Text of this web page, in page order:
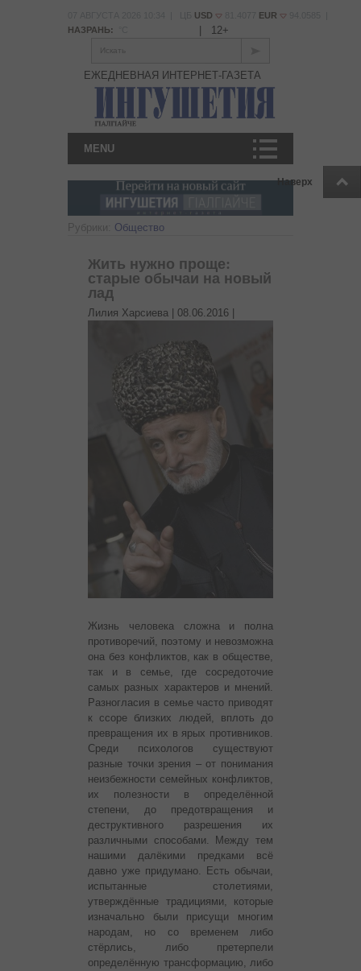
Наверх
USD EUR
НАЗРАНЬ:
12+
Искать
ЕЖЕДНЕВНАЯ ИНТЕРНЕТ-ГАЗЕТА
MENU
Рубрики: Общество
Жить нужно проще:
старые обычаи на новый
лад
Лилия Харсиева | 08.06.2016
Жизнь человека сложна и полна
противоречий, поэтому и невозможна
она без конфликтов, как в обществе,
так и в семье, где сосредоточие
самых разных характеров и мнений.
Разногласия в семье часто приводят
к ссоре близких людей, вплоть до
превращения их в ярых противников.
Среди психологов существуют
разные точки зрения – от понимания
неизбежности семейных конфликтов,
их полезности в определённой
степени, до предотвращения и
деструктивного разрешения их
различными способами.
Между тем
нашими далёкими предками всё
давно уже придумано. Есть обычаи,
испытанные столетиями,
утверждённые традициями, которые
изначально были присущи многим
народам, но со временем либо
стёрлись, либо претерпели
определённую трансформацию, либо